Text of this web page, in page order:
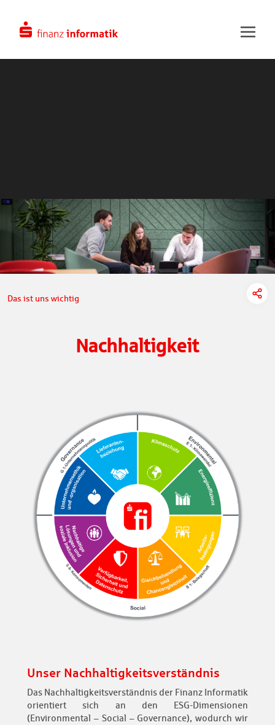
Das ist uns wichtig
Nachhaltigkeit
Unser Nachhaltigkeitsverständnis
Das Nachhaltigkeitsverständnis der Finanz Informatik
orientiert sich an den ESG-Dimensionen
(Environmental – Social – Governance), wodurch wir